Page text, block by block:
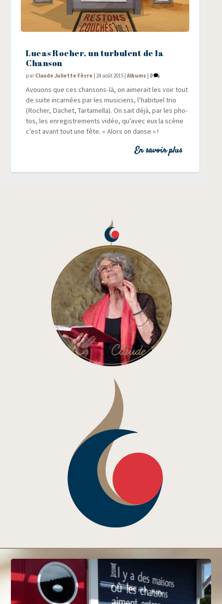
Lucas Rocher, un turbulent de la
Chanson
par Claude Juliette Fèvre |24 août 2015 |Albums 0
Avouons que ces chan­sons-là, on aime­rait les voir tout
de suite incar­nées par les musi­ciens, l’habituel trio
(Rocher, Dachet, Tar­ta­mel­la). On sait déjà, par les pho­
tos, les enre­gis­tre­ments vidéo, qu’avec eux la scène
c’est avant tout une fête. « Alors on danse » !
En savoir plus